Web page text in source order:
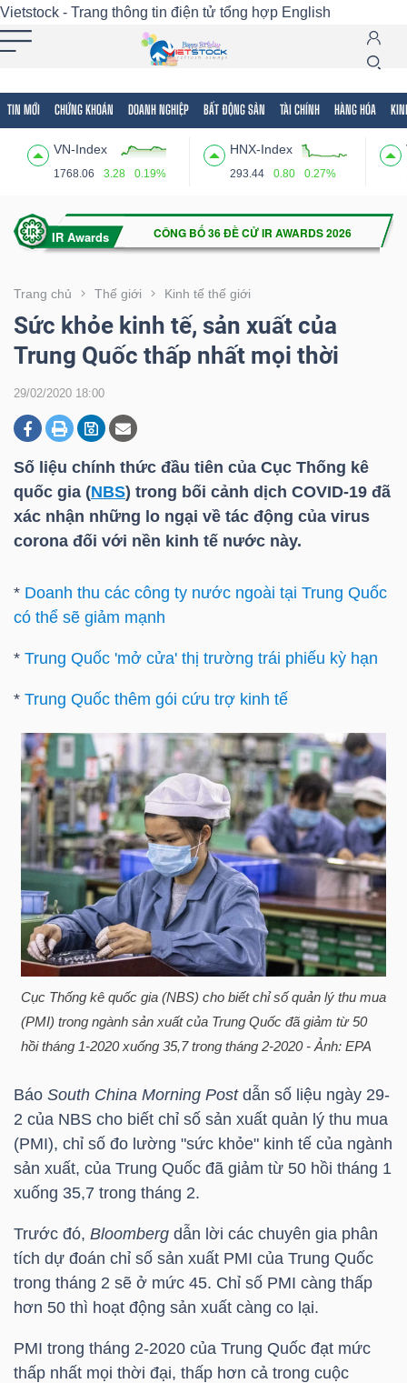
Vietstock - Trang thông tin điện tử tổng hợp English
TIN MỚI CHỨNG KHOÁN DOANH NGHIỆP BẤT ĐỘNG SẢN TÀI CHÍNH HÀNG HÓA
VN-Index
1768.06 3.28 0.19%
HNX-Index
293.44 0.80 0.27%
Trang chủ Thế giới Kinh tế thế giới
Sức khỏe kinh tế, sản xuất của
Trung Quốc thấp nhất mọi thời
29/02/2020 18:00
Số liệu chính thức đầu tiên của Cục Thống kê
quốc gia (NBS) trong bối cảnh dịch COVID-19 đã
xác nhận những lo ngại về tác động của virus
corona đối với nền kinh tế nước này.
* Doanh thu các công ty nước ngoài tại Trung Quốc
có thể sẽ giảm mạnh
* Trung Quốc 'mở cửa' thị trường trái phiếu kỳ hạn
* Trung Quốc thêm gói cứu trợ kinh tế
Cục Thống kê quốc gia (NBS) cho biết chỉ số quản lý thu mua
(PMI) trong ngành sản xuất của Trung Quốc đã giảm từ 50
hồi tháng 1-2020 xuống 35,7 trong tháng 2-2020 - Ảnh: EPA
Báo South China Morning Postdẫn số liệu ngày 29-
2 của NBS cho biết chỉ số sản xuất quản lý thu mua
(PMI), chỉ số đo lường "sức khỏe" kinh tế của ngành
sản xuất, của Trung Quốc đã giảm từ 50 hồi tháng 1
xuống 35,7 trong tháng 2.
Trước đó, Bloomberg dẫn lời các chuyên gia phân
tích dự đoán chỉ số sản xuất PMI của Trung Quốc
trong tháng 2 sẽ ở mức 45. Chỉ số PMI càng thấp
hơn 50 thì hoạt động sản xuất càng co lại.
PMI trong tháng 2-2020 của Trung Quốc đạt mức
thấp nhất mọi thời đại, thấp hơn cả trong cuộc
Tất cả Tính năng Ngành Mã chứng khoán
Tính
(-)
VIETSTOCK
CHỨNG
DOANH
NGHIỆP
CHÍNH
HÀNG
HÓA
KINH
TẾ
THẾ
ĐÔNG
DƯƠNG
TÀI
CHÍNH
CÁ
NHÂN